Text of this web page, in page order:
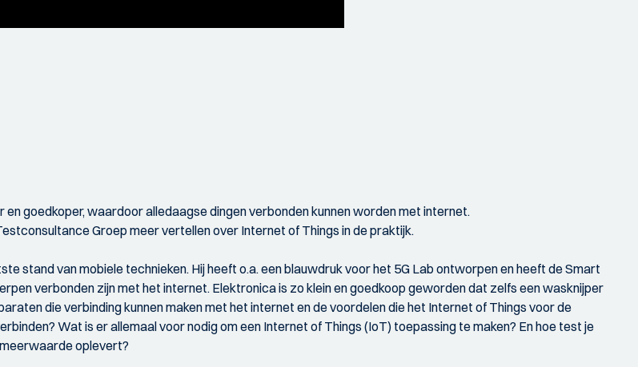
goedkoper, waardoor alledaagse dingen verbonden kunnen worden met internet.
Groep meer vertellen over Internet of Things in de praktijk.
stand van mobiele technieken. Hij heeft o.a. een blauwdruk voor het 5G Lab ontworpen en heeft de Smart
verbonden zijn met het internet. Elektronica is zo klein en goedkoop geworden dat zelfs een wasknijper
die verbinding kunnen maken met het internet en de voordelen die het Internet of Things voor de
Wat is er allemaal voor nodig om een Internet of Things (IoT) toepassing te maken? En hoe test je
oplevert?